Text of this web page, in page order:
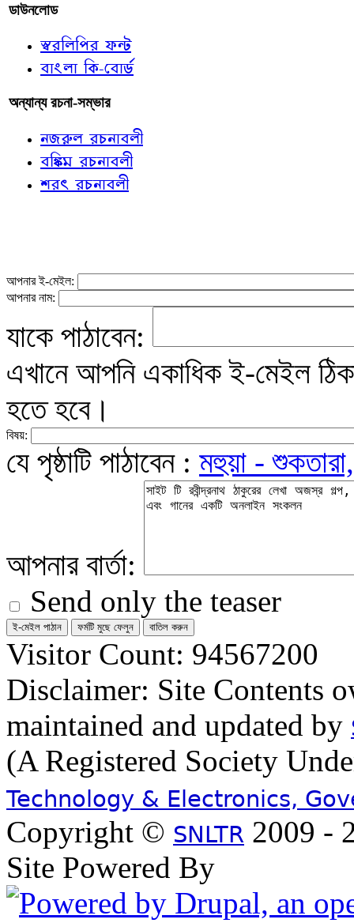
ডাউনলোড
স্বরলিপির ফন্ট
বাংলা কি-বোর্ড
অন্যান্য রচনা-সম্ভার
নজরুল রচনাবলী
বঙ্কিম রচনাবলী
শরৎ রচনাবলী
আপনার ই-মেইল:
আপনার নাম:
যাকে পাঠাবেন:
এখানে আপনি একাধিক ই-মেইল
হতে হবে।
বিষয়:
যে পৃষ্ঠাটি পাঠাবেন : মহুয়া -
আপনার বার্তা:
Send only the teaser
Visitor Count: 94567200
Disclaimer: Site Contents
maintained and updated by
(A Registered Society
Technology & Electronics,
Copyright © SNLTR 2009 -
Site Powered By